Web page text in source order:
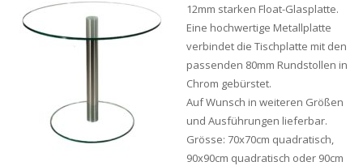
12mm starken Float-Glasplatte.
Eine hochwertige Metallplatte
verbindet die Tischplatte mit den
passenden 80mm Rundstollen in
Chrom gebürstet.
Auf Wunsch in weiteren Größen
und Ausführungen lieferbar.
Grösse: 70x70cm quadratisch,
90x90cm quadratisch oder 90cm